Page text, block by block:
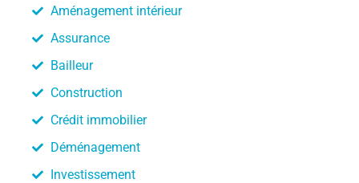
Aménagement intérieur
Assurance
Bailleur
Construction
Crédit immobilier
Déménagement
Investissement